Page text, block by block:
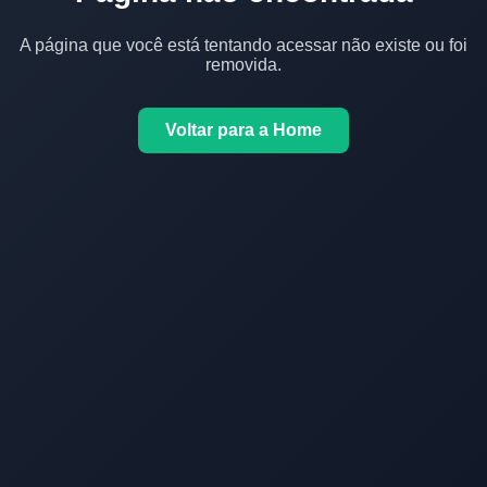
A página que você está tentando acessar não existe ou foi
removida.
Voltar para a Home